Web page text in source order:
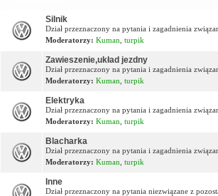
Silnik
Dział przeznaczony na pytania i zagadnienia
Moderatorzy: Kuman turpik
Zawieszenie,układ jezdny
Dział przeznaczony na pytania i zagadnienia
Moderatorzy: Kuman turpik
Elektryka
Dział przeznaczony na pytania i zagadnienia
Moderatorzy: Kuman turpik
Blacharka
Dział przeznaczony na pytania i zagadnienia
Moderatorzy: Kuman turpik
Inne
Dział przeznaczony na pytania niezwiązane z